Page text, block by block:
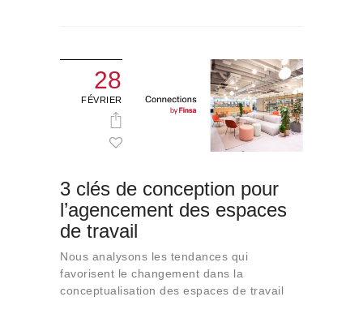
28
FÉVRIER
3 clés de conception pour
l’agencement des espaces
de travail
Nous analysons les tendances qui
favorisent le changement dans la
conceptualisation des espaces de travail